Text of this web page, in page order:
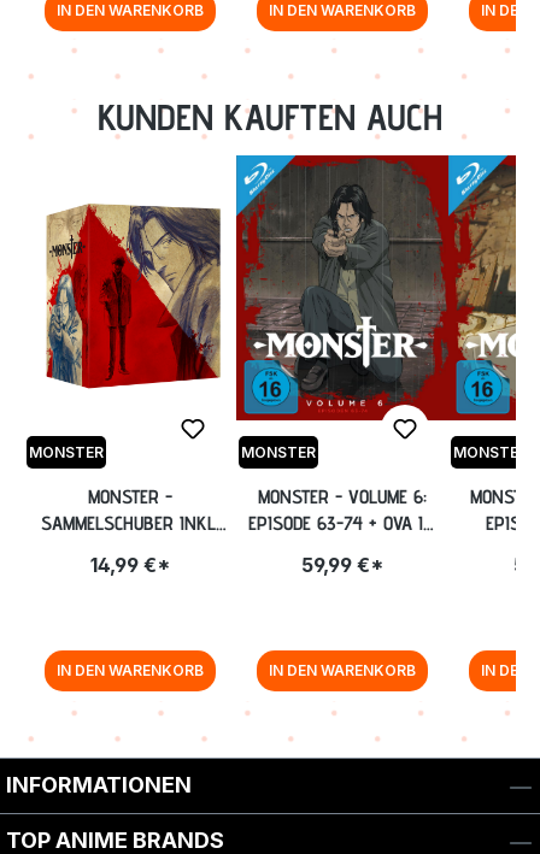
IN DEN WARENKORB IN DEN WARENKORB IN DEN
KUNDEN KAUFTEN AUCH
MONSTER
MONSTER -
SAMMELSCHUBER INKL.
14,99 €*
IN DEN WARENKORB
MONSTER
MONSTER - VOLUME 6:
EPISODE 63-74 + OVA IM
59,99 €*
IN DEN WARENKORB
MONSTER
IN DEN
INFORMATIONEN
TOP ANIME BRANDS